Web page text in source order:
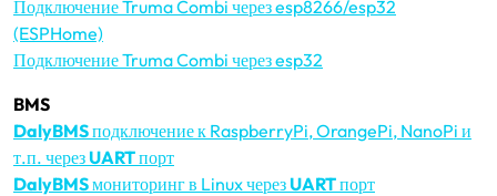
Подключение Truma Combi через esp8266/esp32
(ESPHome)
Подключение Truma Combi через esp32
BMS
DalyBMSподключение к RaspberryPi, OrangePi, NanoPi и
т.п. черезUARTпорт
DalyBMSмониторинг в Linux черезUARTпорт